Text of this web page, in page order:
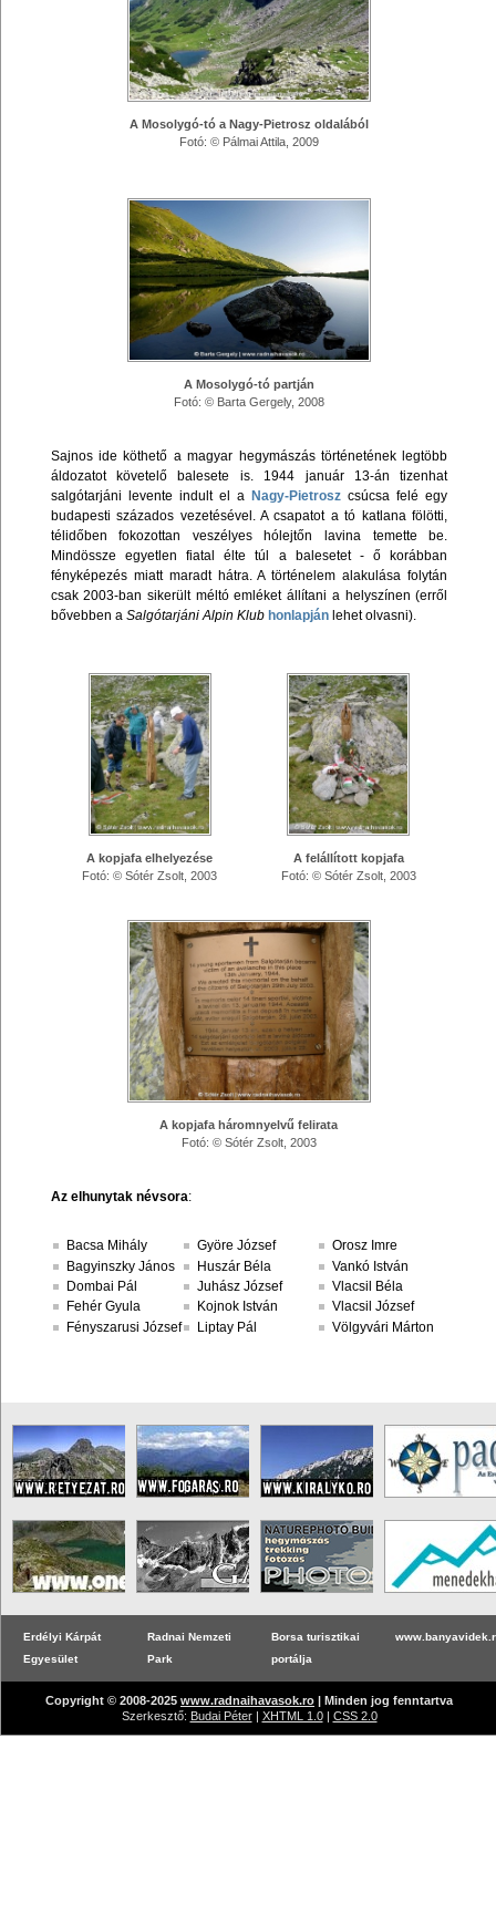
A Mosolygó-tó a Nagy-Pietrosz oldalából
Fotó: © Pálmai Attila, 2009
A Mosolygó-tó partján
Fotó: © Barta Gergely, 2008
Sajnos ide köthető a magyar hegymászás történetének legtöbb
áldozatot követelő balesete is. 1944 január 13-án tizenhat
salgótarjáni levente indult el aNagy-Pietrosz csúcsa felé egy
budapesti százados vezetésével. A csapatot a tó katlana fölötti,
télidőben fokozottan veszélyes hólejtőn lavina temette be.
Mindössze egyetlen fiatal élte túl a balesetet - ő korábban
fényképezés miatt maradt hátra. A történelem alakulása folytán
csak 2003-ban sikerült méltó emléket állítani a helyszínen (erről
bővebben a Salgótarjáni Alpin Klub honlapjánlehet olvasni).
A kopjafa elhelyezése
Fotó: © Sótér Zsolt, 2003
A felállított kopjafa
Fotó: © Sótér Zsolt, 2003
A kopjafa háromnyelvű felirata
Fotó: © Sótér Zsolt, 2003
Az elhunytak névsora:
Bacsa Mihály
Bagyinszky János
Dombai Pál
Fehér Gyula
Fényszarusi József
Györe József
Huszár Béla
Juhász József
Kojnok István
Liptay Pál
Orosz Imre
Vankó István
Vlacsil Béla
Vlacsil József
Völgyvári Márton
Erdélyi Kárpát
Egyesület
Radnai Nemzeti
Park
Borsa turisztikai
portálja
Copyright © 2008-2025 www.radnaihavasok.ro | Minden jog fenntartva
Szerkesztő: Budai Péter| XHTML 1.0| CSS 2.0